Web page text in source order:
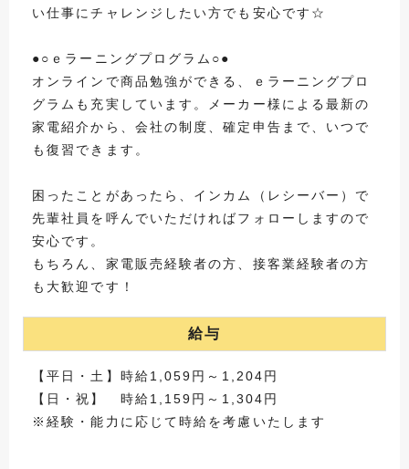
い仕事にチャレンジしたい方でも安心です☆
●○ｅラーニングプログラム○●
オンラインで商品勉強ができる、ｅラーニングプロ
グラムも充実しています。メーカー様による最新の
家電紹介から、会社の制度、確定申告まで、いつで
も復習できます。
困ったことがあったら、インカム（レシーバー）で
先輩社員を呼んでいただければフォローしますので
安心です。
もちろん、家電販売経験者の方、接客業経験者の方
も大歓迎です！
給与
【平日・土】時給1,059円～1,204円
【日・祝】 時給1,159円～1,304円
※経験・能力に応じて時給を考慮いたします